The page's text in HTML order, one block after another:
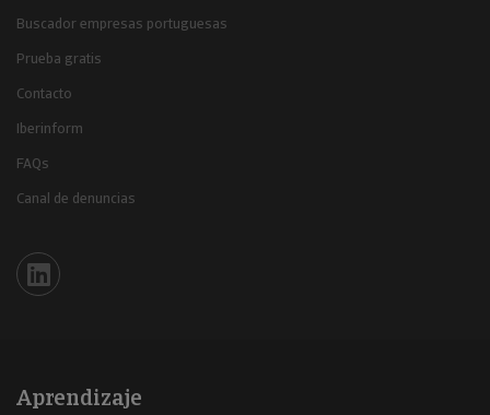
Buscador empresas portuguesas
Prueba gratis
Contacto
Iberinform
FAQs
Canal de denuncias
Iberinform en Linkedin
Aprendizaje